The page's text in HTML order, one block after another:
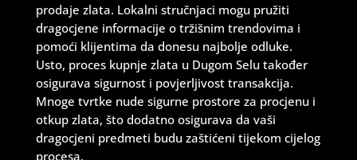
prodaje zlata. Lokalni stručnjaci mogu pružiti
dragocjene informacije o tržišnim trendovima i
pomoći klijentima da donesu najbolje odluke.
Usto, proces kupnje zlata u Dugom Selu također
osigurava sigurnost i povjerljivost transakcija.
Mnoge tvrtke nude sigurne prostore za procjenu i
otkup zlata, što dodatno osigurava da vaši
dragocjeni predmeti budu zaštićeni tijekom cijelog
procesa.